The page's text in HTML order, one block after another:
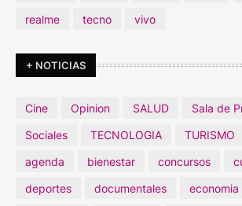
realme
tecno vivo
+ NOTICIAS
Cine Opinion SALUD Sala de
Sociales
TECNOLOGIA TURISMO
agenda
bienestar concursos
deportes
documentales economia